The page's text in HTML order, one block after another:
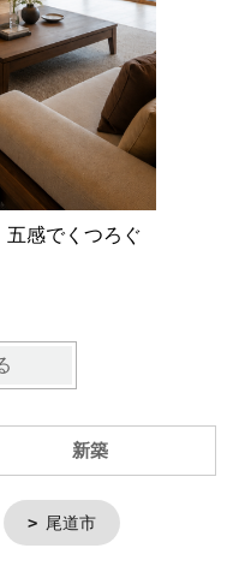
五感でくつろぐ
新築
尾道市